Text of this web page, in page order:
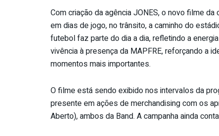
Com criação da agência JONES, o novo filme
em dias de jogo, no trânsito, a caminho do
futebol faz parte do dia a dia, refletindo a
vivência à presença da MAPFRE, reforçando a
momentos mais importantes.
O filme está sendo exibido nos intervalos da
presente em ações de merchandising com os
Aberto), ambos da Band. A campanha ainda